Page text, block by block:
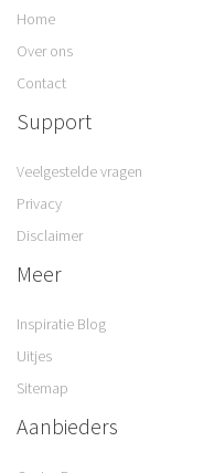
Home
Over ons
Contact
Support
Veelgestelde vragen
Privacy
Disclaimer
Meer
Inspiratie Blog
Uitjes
Sitemap
Aanbieders